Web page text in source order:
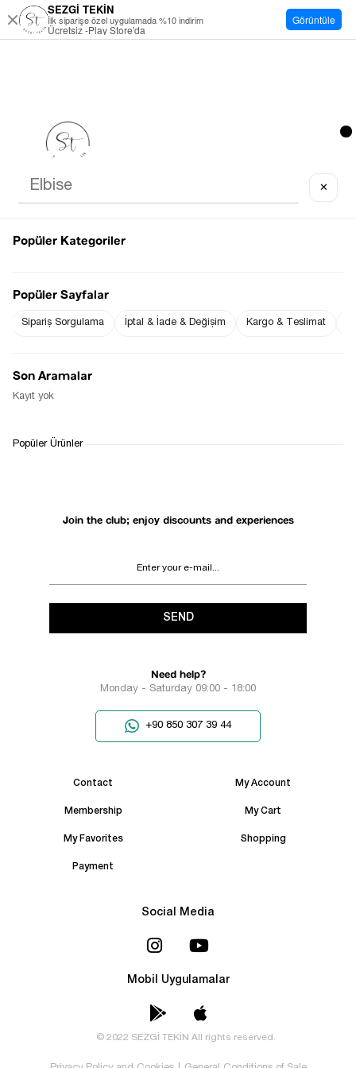
Join the club; enjoy discounts and experiences
SEND
Need help?
Monday - Saturday 09:00 - 18:00
+90 850 307 39 44
Contact My Account
Membership My Cart
My Favorites Shopping
Payment
Social Media
Mobil Uygulamalar
© 2022 SEZGİ TEKİN All rights reserved.
SEZGİ TEKİN
İlk siparişe özel uygulamada %10 indirim
Ücretsiz -Play Store'da
Görüntüle
✕
Popüler Kategoriler
Popüler Sayfalar
Sipariş Sorgulama İptal & İade & Değişim Kargo & Teslimat
Son Aramalar
Kayıt yok
Popüler Ürünler